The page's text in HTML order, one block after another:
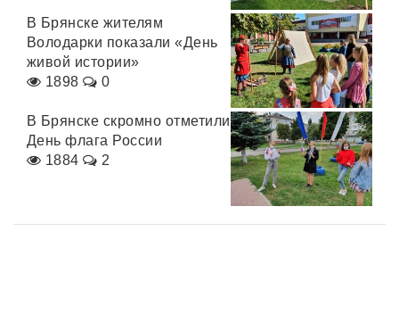
В Брянске жителям
Володарки показали «День
живой истории»
1898
0
В Брянске скромно отметили
День флага России
1884
2